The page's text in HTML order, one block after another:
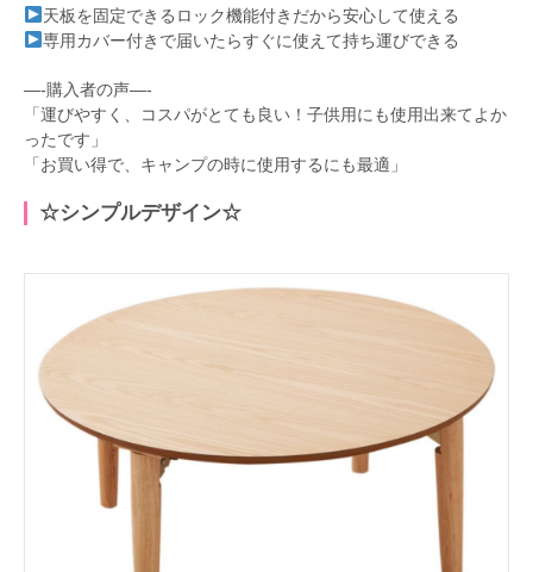
天板を固定できるロック機能付きだから安心して使える
専用カバー付きで届いたらすぐに使えて持ち運びできる
—-購入者の声—-
「運びやすく、コスパがとても良い！子供用にも使用出来てよか
ったです」
「お買い得で、キャンプの時に使用するにも最適」
☆シンプルデザイン☆